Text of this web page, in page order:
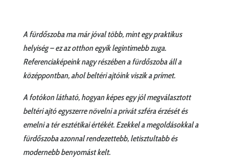
A fürdőszoba ma már jóval több, mint egy praktikus
helyiség – ez az otthon egyik legintimebb zuga.
Referenciaképeink nagy részében a fürdőszoba áll a
középpontban, ahol beltéri ajtóink viszik a prímet.
A fotókon látható, hogyan képes egy jól megválasztott
beltéri ajtó egyszerre növelni a privát szféra érzését és
emelni a tér esztétikai értékét. Ezekkel a megoldásokkal a
fürdőszoba azonnal rendezettebb, letisztultabb és
modernebb benyomást kelt.